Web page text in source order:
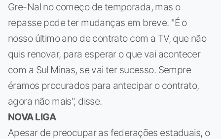
Gre-Nal no começo de temporada, mas o
repasse pode ter mudanças em breve. "É o
nosso último ano de contrato com a TV, que não
quis renovar, para esperar o que vai acontecer
com a Sul Minas, se vai ter sucesso. Sempre
éramos procurados para antecipar o contrato,
agora não mais", disse.
NOVA LIGA
Apesar de preocupar as federações estaduais, o